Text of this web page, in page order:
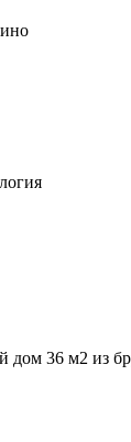
36 м2 из